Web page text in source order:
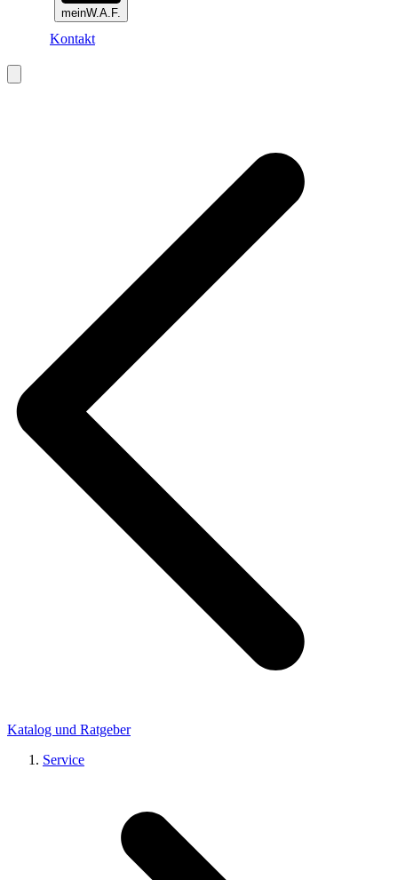
meinW.A.F.
Kontakt
Katalog und Ratgeber
Service